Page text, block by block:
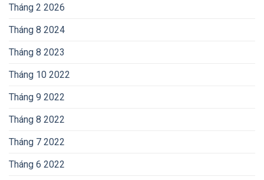
Tháng 2 2026
Tháng 8 2024
Tháng 8 2023
Tháng 10 2022
Tháng 9 2022
Tháng 8 2022
Tháng 7 2022
Tháng 6 2022